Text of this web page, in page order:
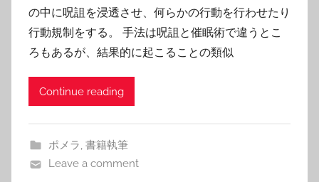
の中に呪詛を浸透させ、何らかの行動を行わせたり
行動規制をする。 手法は呪詛と催眠術で違うとこ
ろもあるが、結果的に起こることの類似
Continue reading
ポメラ, 書籍執筆
Leave a comment